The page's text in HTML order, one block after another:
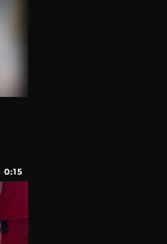
0:15